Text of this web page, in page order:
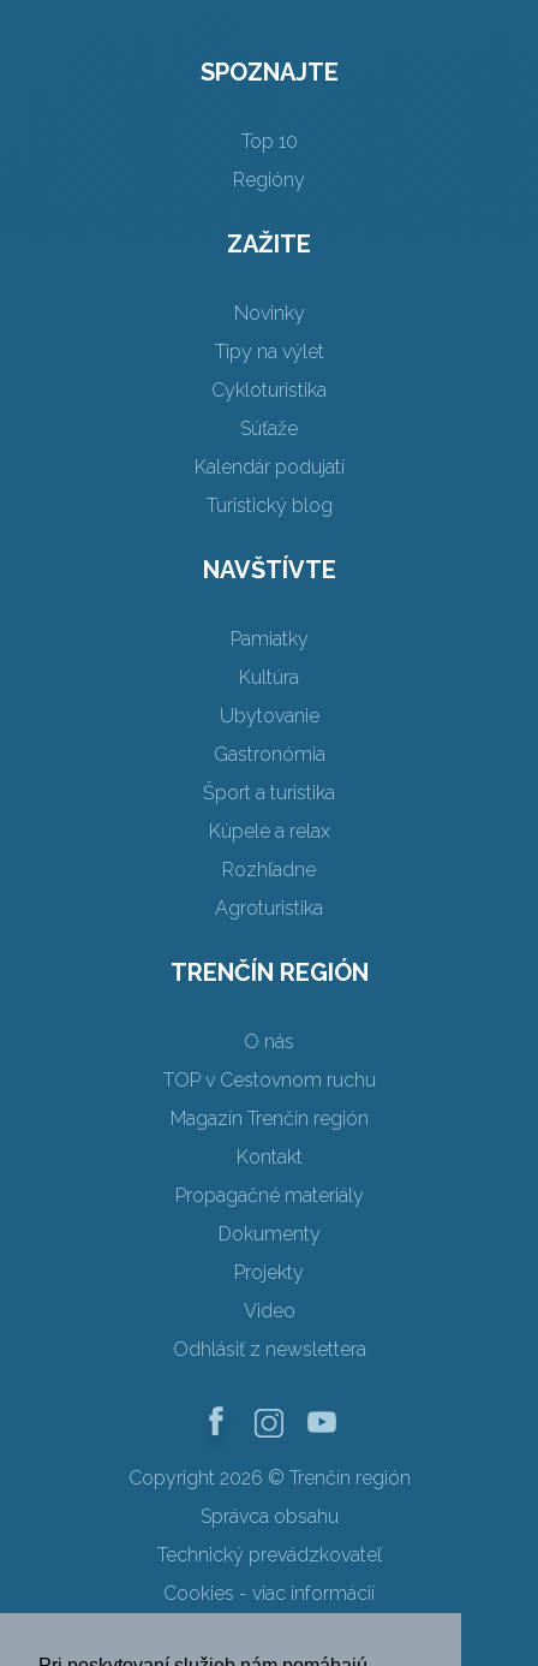
SPOZNAJTE
Top 10
Regióny
ZAŽITE
Novinky
Tipy na výlet
Cykloturistika
Súťaže
Kalendár podujatí
Turistický blog
NAVŠTÍVTE
Pamiatky
Kultúra
Ubytovanie
Gastronómia
Šport a turistika
Kúpele a relax
Rozhľadne
Agroturistika
TRENČÍN REGIÓN
O nás
TOP v Cestovnom ruchu
Magazín Trenčín región
Kontakt
Propagačné materiály
Dokumenty
Projekty
Video
Odhlásiť z newslettera
Copyright 2026 © Trenčín región
Správca obsahu
Technický prevádzkovateľ
Cookies - viac informácií